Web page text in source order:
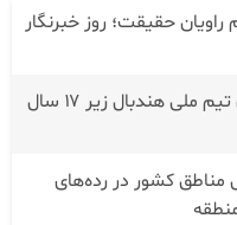
حقیقت؛ روز خبرنگار
برگزاری پنجمین اردوی آماده‌سازی تیم ملی هندبال زیر ۱۷ سال
مناطق کشور در رده‌های